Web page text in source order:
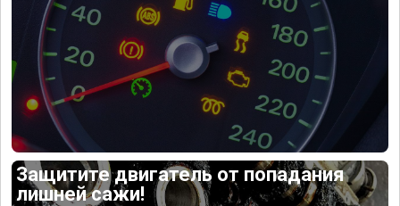
Защитите двигатель от попадания
лишней сажи!